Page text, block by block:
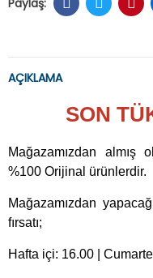
AÇIKLAMA
SON
Mağazamızdan almış
%100 Orijinal ürünlerdir.
Mağazamızdan
fırsatı;
Hafta içi: 16.00 |